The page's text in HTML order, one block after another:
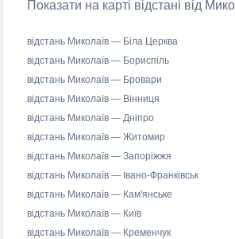
Показати на карті відстані від
відстань Миколаїв — Біла Церква
відстань Миколаїв — Бориспіль
відстань Миколаїв — Бровари
відстань Миколаїв — Вінниця
відстань Миколаїв — Дніпро
відстань Миколаїв — Житомир
відстань Миколаїв — Запоріжжя
відстань Миколаїв — Івано-Франківськ
відстань Миколаїв — Кам'янське
відстань Миколаїв — Київ
відстань Миколаїв — Кременчук